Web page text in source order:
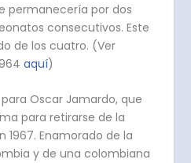
permanecería por dos
consecutivos. Este
de los cuatro. (Ver
aquí)
Oscar Jamardo, que
para retirarse de la
Enamorado de la
y de una colombiana